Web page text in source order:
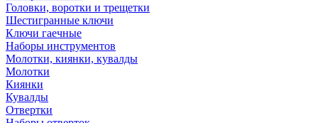
Головки, воротки и трещетки
Шестигранные ключи
Ключи гаечные
Наборы инструментов
Молотки, киянки, кувалды
Молотки
Киянки
Кувалды
Отвертки